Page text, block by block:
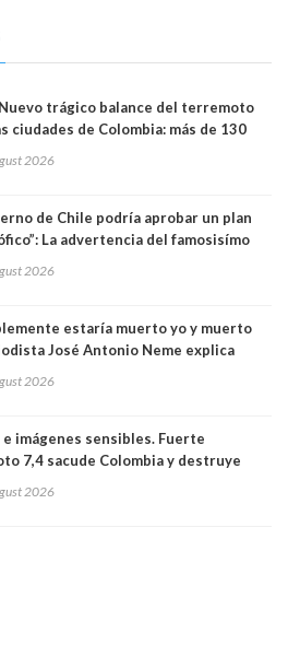
trágico balance del terremoto
ciudades de Colombia: más de 130
2026
de Chile podría aprobar un plan
La advertencia del famosisímo
en riesgo a ranita del Pehuenche
2026
estaría muerto yo y muerto
José Antonio Neme explica
2026
e imágenes sensibles. Fuerte
7,4 sacude Colombia y destruye
el número de víctimas fatales
2026